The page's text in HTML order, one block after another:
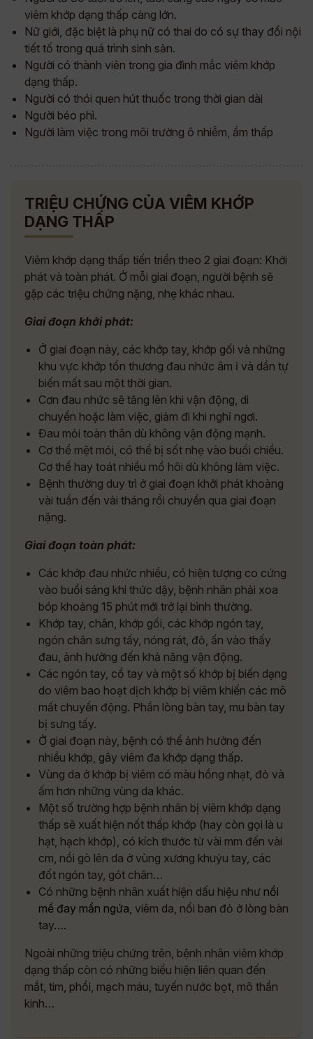
viêm khớp dạng thấp càng lớn.
Nữ giới, đặc biệt là phụ nữ có thai do có sự thay đổi nội
tiết tố trong quá trình sinh sản.
Người có thành viên trong gia đình mắc viêm khớp
dạng thấp.
Người có thói quen hút thuốc trong thời gian dài
Người béo phì.
Người làm việc trong môi trường ô nhiễm, ẩm thấp
TRIỆU CHỨNG CỦA VIÊM KHỚP
DẠNG THẤP
Viêm khớp dạng thấp tiến triển theo 2 giai đoạn: Khởi
phát và toàn phát. Ở mỗi giai đoạn, người bệnh sẽ
gặp các triệu chứng nặng, nhẹ khác nhau.
Giai đoạn khởi phát:
Ở giai đoạn này, các khớp tay, khớp gối và những
khu vực khớp tổn thương đau nhức âm ỉ và dần tự
biến mất sau một thời gian.
Cơn đau nhức sẽ tăng lên khi vận động, di
chuyển hoặc làm việc, giảm đi khi nghỉ ngơi.
Đau mỏi toàn thân dù không vận động mạnh.
Cơ thể mệt mỏi, có thể bị sốt nhẹ vào buổi chiều.
Cơ thể hay toát nhiều mồ hôi dù không làm việc.
Bệnh thường duy trì ở giai đoạn khởi phát khoảng
vài tuần đến vài tháng rồi chuyển qua giai đoạn
nặng.
Giai đoạn toàn phát:
Các khớp đau nhức nhiều, có hiện tượng co cứng
vào buổi sáng khi thức dậy, bệnh nhân phải xoa
bóp khoảng 15 phút mới trở lại bình thường.
Khớp tay, chân, khớp gối, các khớp ngón tay,
ngón chân sưng tấy, nóng rát, đỏ, ấn vào thấy
đau, ảnh hưởng đến khả năng vận động.
Các ngón tay, cổ tay và một số khớp bị biến dạng
do viêm bao hoạt dịch khớp bị viêm khiến các mô
mất chuyển động. Phần lòng bàn tay, mu bàn tay
bị sưng tấy.
Ở giai đoạn này, bệnh có thể ảnh hưởng đến
nhiều khớp, gây viêm đa khớp dạng thấp.
Vùng da ở khớp bị viêm có màu hồng nhạt, đỏ và
ấm hơn những vùng da khác.
Một số trường hợp bệnh nhân bị viêm khớp dạng
thấp sẽ xuất hiện nốt thấp khớp (hay còn gọi là u
hạt, hạch khớp), có kích thước từ vài mm đến vài
cm, nổi gò lên da ở vùng xương khuỷu tay, các
đốt ngón tay, gót chân…
Có những bệnh nhân xuất hiện dấu hiệu như nổi
mề đay mẩn ngứa, viêm da, nổi ban đỏ ở lòng bàn
tay….
Ngoài những triệu chứng trên, bệnh nhân viêm khớp
dạng thấp còn có những biểu hiện liên quan đến
mắt, tim, phổi, mạch máu, tuyến nước bọt, mô thần
kinh…